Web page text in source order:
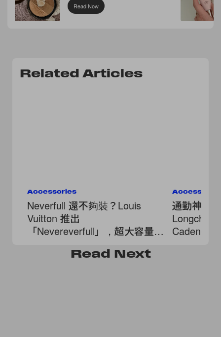
Read Now
Related Articles
Accessories
Neverfull 還不夠裝？Louis
Vuitton 推出
「Nevereverfull」，超大容量、
通勤神包
Cadence
Read Next